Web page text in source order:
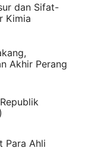
dan Sifat-
Kimia
Akhir Perang
Para Ahli